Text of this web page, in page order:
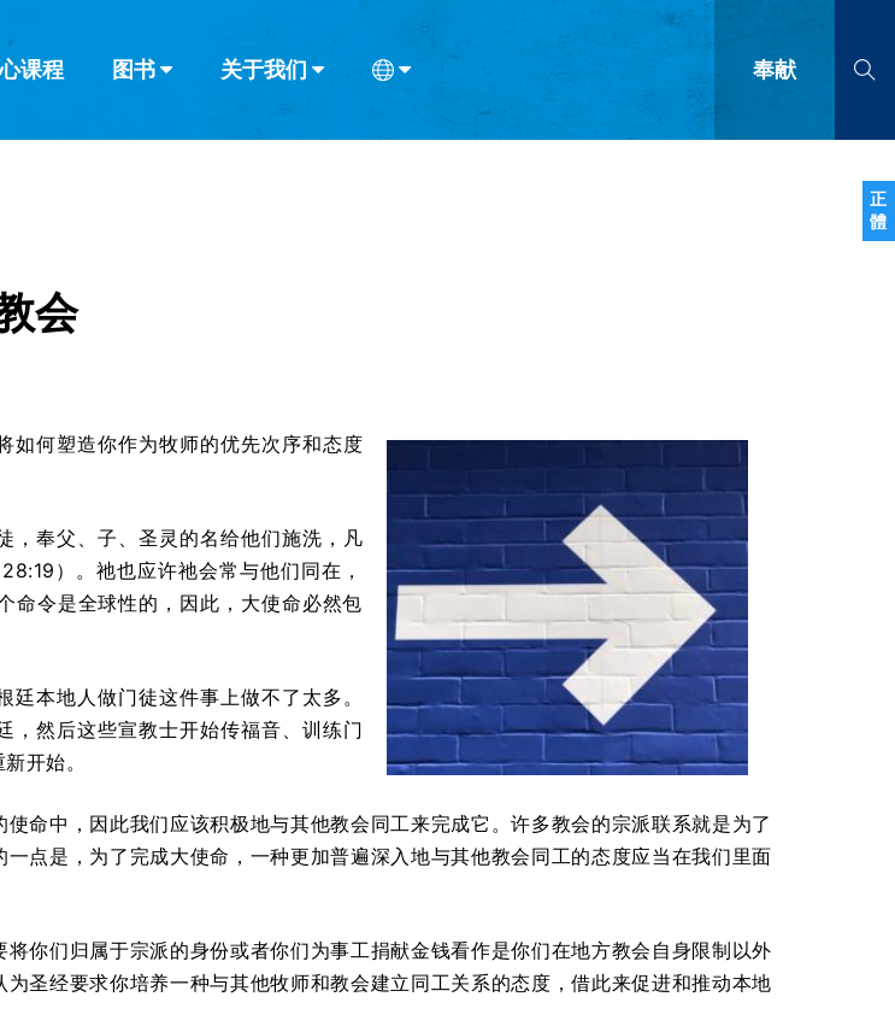
正
體
课程 图书 关于我们 奉献
查看全部
查看全部
会
如何塑造你作为牧师的优先次序和态度
，奉父、子、圣灵的名给他们施洗，凡
）。祂也应许祂会常与他们同在，
命令是全球性的，因此，大使命必然包
本地人做门徒这件事上做不了太多。
，然后这些宣教士开始传福音、训练门
开始。
命中，因此我们应该积极地与其他教会同工来完成它。许多教会的宗派联系就是为了
点是，为了完成大使命，一种更加普遍深入地与其他教会同工的态度应当在我们里面
你们归属于宗派的身份或者你们为事工捐献金钱看作是你们在地方教会自身限制以外
圣经要求你培养一种与其他牧师和教会建立同工关系的态度，借此来促进和推动本地